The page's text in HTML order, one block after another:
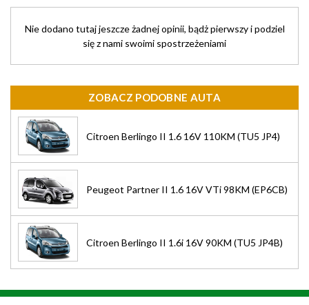
Nie dodano tutaj jeszcze żadnej opinii, bądż pierwszy i podziel
się z nami swoimi spostrzeżeniami
ZOBACZ PODOBNE AUTA
Citroen Berlingo II 1.6 16V 110KM (TU5 JP4)
Peugeot Partner II 1.6 16V VTi 98KM (EP6CB)
Citroen Berlingo II 1.6i 16V 90KM (TU5 JP4B)